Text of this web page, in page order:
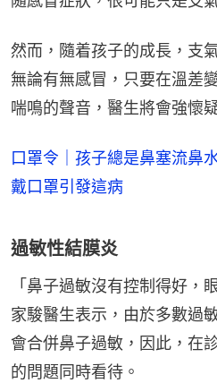
然而，隨着孩子的成長，支
無論有無感冒，只要在溫差
喘鳴的聲音，醫生將會強懷
口罩令｜孩子總是鼻塞流
戴口罩引發這病
過敏性結膜炎
「鼻子過敏沒有控制得好，
家駿醫生表示，由於多數過
會合併鼻子過敏，因此，在
的問題同時看待。